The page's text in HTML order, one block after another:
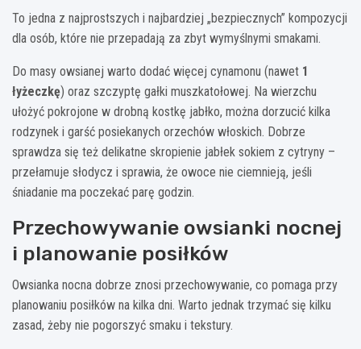
To jedna z najprostszych i najbardziej „bezpiecznych” kompozycji
dla osób, które nie przepadają za zbyt wymyślnymi smakami.
Do masy owsianej warto dodać więcej cynamonu (nawet 1
łyżeczkę) oraz szczyptę gałki muszkatołowej. Na wierzchu
ułożyć pokrojone w drobną kostkę jabłko, można dorzucić kilka
rodzynek i garść posiekanych orzechów włoskich. Dobrze
sprawdza się też delikatne skropienie jabłek sokiem z cytryny –
przełamuje słodycz i sprawia, że owoce nie ciemnieją, jeśli
śniadanie ma poczekać parę godzin.
Przechowywanie owsianki nocnej
i planowanie posiłków
Owsianka nocna dobrze znosi przechowywanie, co pomaga przy
planowaniu posiłków na kilka dni. Warto jednak trzymać się kilku
zasad, żeby nie pogorszyć smaku i tekstury.